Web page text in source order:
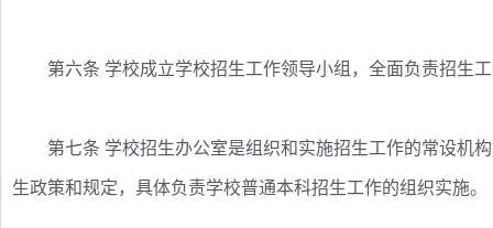
第六条 学校成立学校招生工作领导小组，全面负责招生工
第七条 学校招生办公室是组织和实施招生工作的常设机
生政策和规定，具体负责学校普通本科招生工作的组织实施。